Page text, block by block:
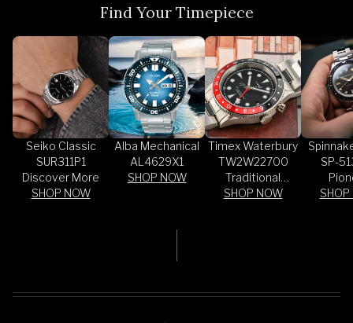
Find Your Timepiece
Seiko Classic
SUR311P1
Discover More
SHOP NOW
Alba Mechanical
AL4629X1
SHOP NOW
Timex Waterbury
TW2W22700
Traditional
Office GMT
SHOP NOW
SP-
SHOP